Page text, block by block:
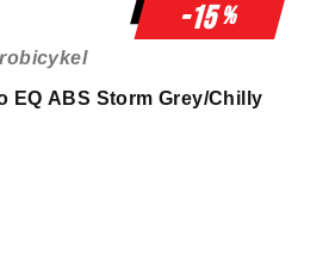
-15%
EQ ABS Storm Grey/Chilly